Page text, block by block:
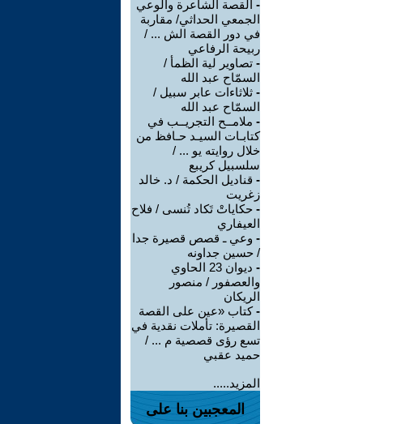
- القصة الشاعرة والوعي
الجمعي الحداثي/ مقاربة
في دور القصة الش ... /
ربيحة الرفاعي
- تصاوير لية الظمأ /
السمّاح عبد الله
- ثلاثاءات عابر سبيل /
السمّاح عبد الله
- ملامــح التجريــب في
كتابـات السيـد حـافظ من
خلال روايته يو ... /
سلسبيل كريبع
- قناديل الحكمة / د. خالد
زغريت
- حكاياتْ تَكاد تُنسى / فلاح
العيفاري
- وعي ـ قصص قصيرة جدا
/ حسين جداونه
-
ديوان 23 الحاوي
والعصفور / منصور
الريكان
-كتاب «عين على القصة
القصيرة: تأملات نقدية في
تسع رؤى قصصية م ... /
حميد عقبي
المزيد.....
المعجبين بنا على